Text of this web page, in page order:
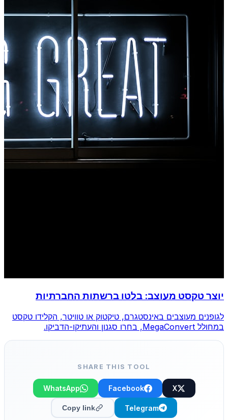
יוצר טקסט מעוצב: בלטו ברשתות החברתיות
לגופנים מעוצבים באינסטגרם, טיקטוק או טוויטר, הקלידו טקסט
במחולל MegaConvert, בחרו סגנון והעתיקו-הדביקו.
SHARE THIS TOOL
X
Facebook
WhatsApp
Telegram
Copy link